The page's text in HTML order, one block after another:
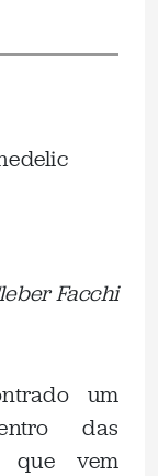
Facchi
um
das
que vem